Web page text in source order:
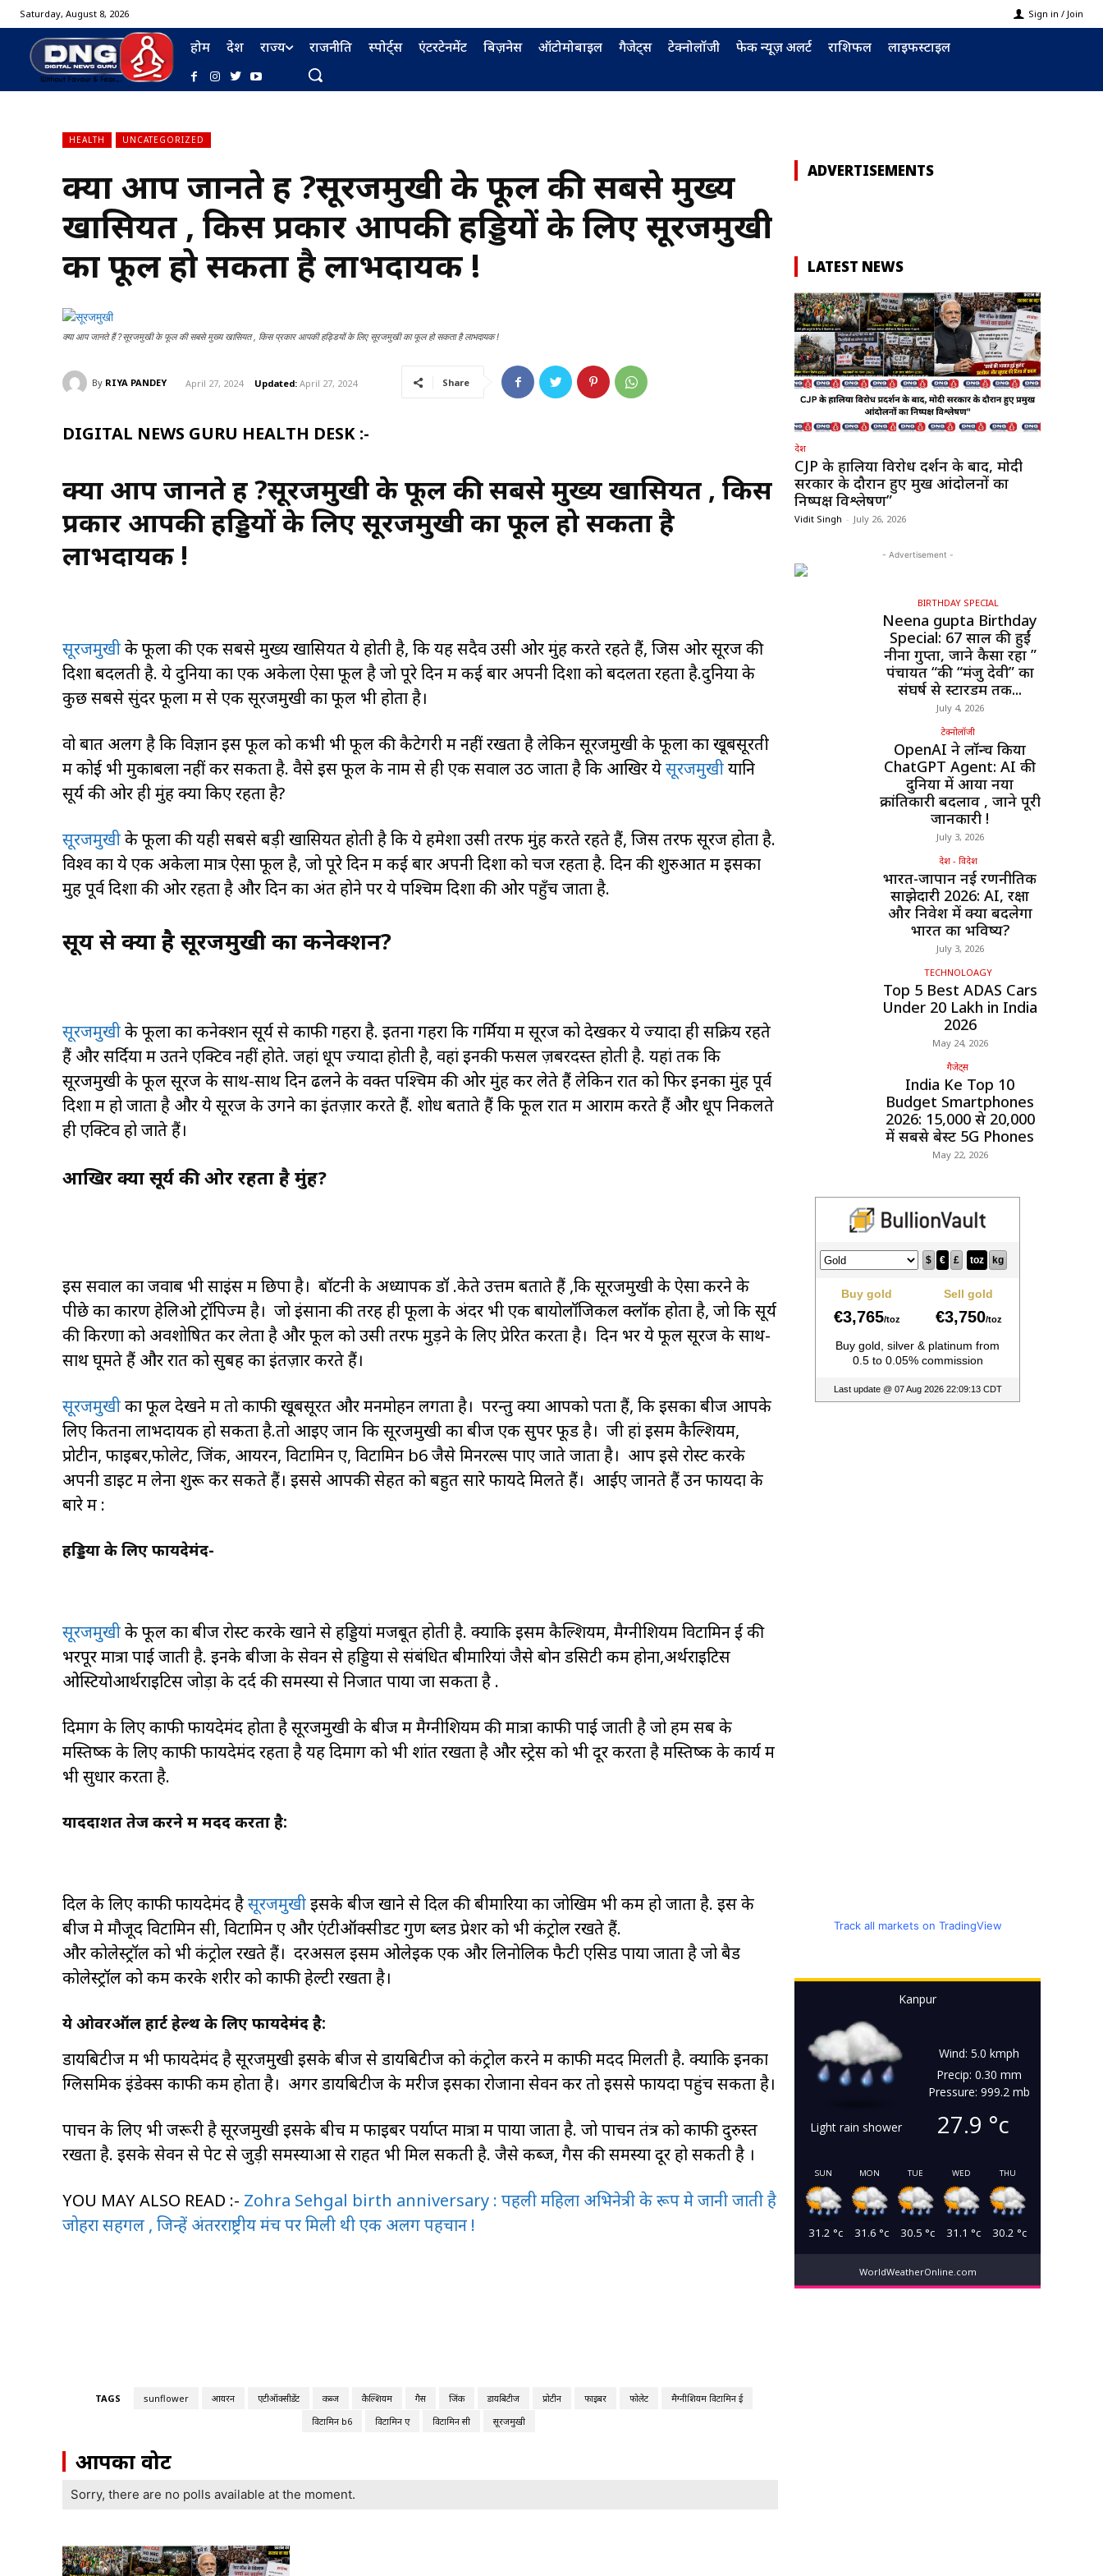
Saturday, August 8, 2026 Sign in / Join
होम देश राज्य राजनीति स्पोर्ट्स एंटरटेनमेंट बिज़नेस ऑटोमोबाइल गैजेट्स टेक्नोलॉजी फेक न्यूज़ अलर्ट राशिफल लाइफस्टाइल
HEALTH UNCATEGORIZED
क्या आप जानते हैं ?सूरजमुखी के फूल की सबसे मुख्य
खासियत , किस प्रकार आपकी हड्डियों के लिए सूरजमुखी
का फूल हो सकता है लाभदायक !
क्या आप जानते हैं ?सूरजमुखी के फूल की सबसे मुख्य खासियत , किस प्रकार आपकी हड्डियों के लिए सूरजमुखी का फूल हो सकता है लाभदायक !
By RIYA PANDEY April 27, 2024 Updated: April 27, 2024 Share
DIGITAL NEWS GURU HEALTH DESK :-
क्या आप जानते हैं ?सूरजमुखी के फूल की सबसे मुख्य खासियत , किस
प्रकार आपकी हड्डियों के लिए सूरजमुखी का फूल हो सकता है
लाभदायक !
सूरजमुखीके फूलों की एक सबसे मुख्य खासियत ये होती है, कि यह सदैव उसी ओर मुंह करते रहते हैं, जिस ओर सूरज की
दिशा बदलती है. ये दुनिया का एक अकेला ऐसा फूल है जो पूरे दिन में कई बार अपनी दिशा को बदलता रहता है.दुनिया के
कुछ सबसे सुंदर फूलों में से एक सूरजमुखी का फूल भी होता है।
वो बात अलग है कि विज्ञान इस फूल को कभी भी फूल की कैटेगरी में नहीं रखता है लेकिन सूरजमुखी के फूलों का खूबसूरती
में कोई भी मुकाबला नहीं कर सकता है. वैसे इस फूल के नाम से ही एक सवाल उठ जाता है कि आखिर येसूरजमुखीयानि
सूर्य की ओर ही मुंह क्यों किए रहता है?
सूरजमुखीके फूलों की यही सबसे बड़ी खासियत होती है कि ये हमेशा उसी तरफ मुंह करते रहते हैं, जिस तरफ सूरज होता है.
विश्व का ये एक अकेला मात्र ऐसा फूल है, जो पूरे दिन में कई बार अपनी दिशा को चेंज रहता है. दिन की शुरुआत में इसका
मुह पूर्व दिशा की ओर रहता है और दिन का अंत होने पर ये पश्चिम दिशा की ओर पहुँच जाता है.
सूर्य से क्या है सूरजमुखी का कनेक्शन?
सूरजमुखीके फूलों का कनेक्शन सूर्य से काफी गहरा है. इतना गहरा कि गर्मियों में सूरज को देखकर ये ज्यादा ही सक्रिय रहते
हैं और सर्दियों में उतने एक्टिव नहीं होते. जहां धूप ज्यादा होती है, वहां इनकी फसल ज़बरदस्त होती है. यहां तक कि
सूरजमुखी के फूल सूरज के साथ-साथ दिन ढलने के वक्त पश्चिम की ओर मुंह कर लेते हैं लेकिन रात को फिर इनका मुंह पूर्व
दिशा में हो जाता है और ये सूरज के उगने का इंतज़ार करते हैं. शोध बताते हैं कि फूल रात में आराम करते हैं और धूप निकलते
ही एक्टिव हो जाते हैं।
आखिर क्यों सूर्य की ओर रहता है मुंह?
इस सवाल का जवाब भी साइंस में छिपा है। बॉटनी के अध्यापक डॉ .केते उत्तम बताते हैं ,कि सूरजमुखी के ऐसा करने के
पीछे का कारण हेलिओ ट्रॉपिज्म है। जो इंसानों की तरह ही फूलों के अंदर भी एक बायोलॉजिकल क्लॉक होता है, जो कि सूर्य
की किरणों को अवशोषित कर लेता है और फूल को उसी तरफ मुड़ने के लिए प्रेरित करता है। दिन भर ये फूल सूरज के साथ-
साथ घूमते हैं और रात को सुबह का इंतज़ार करते हैं।
सूरजमुखीका फूल देखने में तो काफी खूबसूरत और मनमोहन लगता है। परन्तु क्या आपको पता हैं, कि इसका बीज आपके
लिए कितना लाभदायक हो सकता है.तो आइए जानें कि सूरजमुखी का बीज एक सुपर फूड है। जी हां इसमें कैल्शियम,
प्रोटीन, फाइबर,फोलेट, जिंक, आयरन, विटामिन ए, विटामिन b6 जैसे मिनरल्स पाए जाते जाता है। आप इसे रोस्ट करके
अपनी डाइट में लेना शुरू कर सकते हैं। इससे आपकी सेहत को बहुत सारे फायदे मिलते हैं। आईए जानते हैं उन फायदों के
बारे में :
हड्डियों के लिए फायदेमंद-
सूरजमुखीके फूल का बीज रोस्ट करके खाने से हड्डियां मजबूत होती है. क्योंकि इसमें कैल्शियम, मैग्नीशियम विटामिन ई की
भरपूर मात्रा पाई जाती है. इनके बीजों के सेवन से हड्डियों से संबंधित बीमारियां जैसे बोन डेंसिटी कम होना,अर्थराइटिस
ओस्टियोआर्थराइटिस जोड़ों के दर्द की समस्या से निजात पाया जा सकता है .
दिमाग के लिए काफी फायदेमंद होता है सूरजमुखी के बीज में मैग्नीशियम की मात्रा काफी पाई जाती है जो हम सब के
मस्तिष्क के लिए काफी फायदेमंद रहता है यह दिमाग को भी शांत रखता है और स्ट्रेस को भी दूर करता है मस्तिष्क के कार्य में
भी सुधार करता है.
याददाशत तेज करने में मदद करता है:
दिल के लिए काफी फायदेमंद हैसूरजमुखीइसके बीज खाने से दिल की बीमारियों का जोखिम भी कम हो जाता है. इस के
बीज मे मौजूद विटामिन सी, विटामिन ए और एंटीऑक्सीडेंट गुण ब्लड प्रेशर को भी कंट्रोल रखते हैं.
और कोलेस्ट्रॉल को भी कंट्रोल रखते हैं। दरअसल इसमें ओलेइक एक और लिनोलिक फैटी एसिड पाया जाता है जो बैड
कोलेस्ट्रॉल को कम करके शरीर को काफी हेल्टी रखता है।
ये ओवरऑल हार्ट हेल्थ के लिए फायदेमंद है:
डायबिटीज में भी फायदेमंद है सूरजमुखी इसके बीज से डायबिटीज को कंट्रोल करने में काफी मदद मिलती है. क्योंकि इनका
ग्लिसमिक इंडेक्स काफी कम होता है। अगर डायबिटीज के मरीज इसका रोजाना सेवन करें तो इससे फायदा पहुंच सकता है।
पाचन के लिए भी जरूरी है सूरजमुखी इसके बीच में फाइबर पर्याप्त मात्रा में पाया जाता है. जो पाचन तंत्र को काफी दुरुस्त
रखता है. इसके सेवन से पेट से जुड़ी समस्याओं से राहत भी मिल सकती है. जैसे कब्ज, गैस की समस्या दूर हो सकती है ।
YOU MAY ALSO READ :- Zohra Sehgal birth anniversary : पहली महिला अभिनेत्री के रूप मे जानी जाती है
जोहरा सहगल , जिन्हें अंतरराष्ट्रीय मंच पर मिली थी एक अलग पहचान !
TAGS sunflower आयरन एंटीऑक्सीडेंट कब्ज कैल्शियम गैस जिंक डायबिटीज प्रोटीन फाइबर फोलेट
मैग्नीशियम विटामिन ई
विटामिन b6
विटामिन ए विटामिन सी सूरजमुखी
आपका वोट
Sorry, there are no polls available at the moment.
ADVERTISEMENTS
LATEST NEWS
देश
CJP के हालिया विरोध प्रदर्शन के बाद, मोदी
सरकार के दौरान हुए प्रमुख आंदोलनों का
निष्पक्ष विश्लेषण”
Vidit Singh - July 26, 2026
- Advertisement -
BIRTHDAY SPECIAL
Neena gupta Birthday
Special: 67 साल की हुईं
नीना गुप्ता, जाने कैसा रहा ”
पंचायत “की “मंजु देवी” का
संघर्ष से स्टारडम तक...
July 4, 2026
टेक्नोलॉजी
OpenAI ने लॉन्च किया
ChatGPT Agent: AI की
दुनिया में आया नया
क्रांतिकारी बदलाव , जाने पूरी
जानकारी !
July 3, 2026
देश - विदेश
भारत-जापान नई रणनीतिक
साझेदारी 2026: AI, रक्षा
और निवेश में क्या बदलेगा
भारत का भविष्य?
July 3, 2026
TECHNOLOAGY
Top 5 Best ADAS Cars
Under ₹20 Lakh in India
2026
May 24, 2026
गैजेट्स
India Ke Top 10
Budget Smartphones
2026: ₹15,000 से ₹20,000
में सबसे बेस्ट 5G Phones
May 22, 2026
Track all markets on TradingView
Kanpur
Light rain shower
Wind: 5.0 kmph
Precip: 0.30 mm
Pressure: 999.2 mb
27.9 °c
SUN
31.2 °c
MON
31.6 °c
TUE
30.5 °c
WED
31.1 °c
THU
30.2 °c
WorldWeatherOnline.com